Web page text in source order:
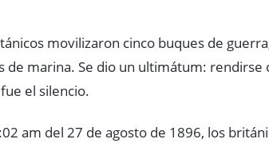
movilizaron cinco buques de
de marina. Se dio un ultimátum:
el silencio.
am del 27 de agosto de 1896, los